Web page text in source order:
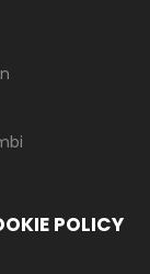
POLICY